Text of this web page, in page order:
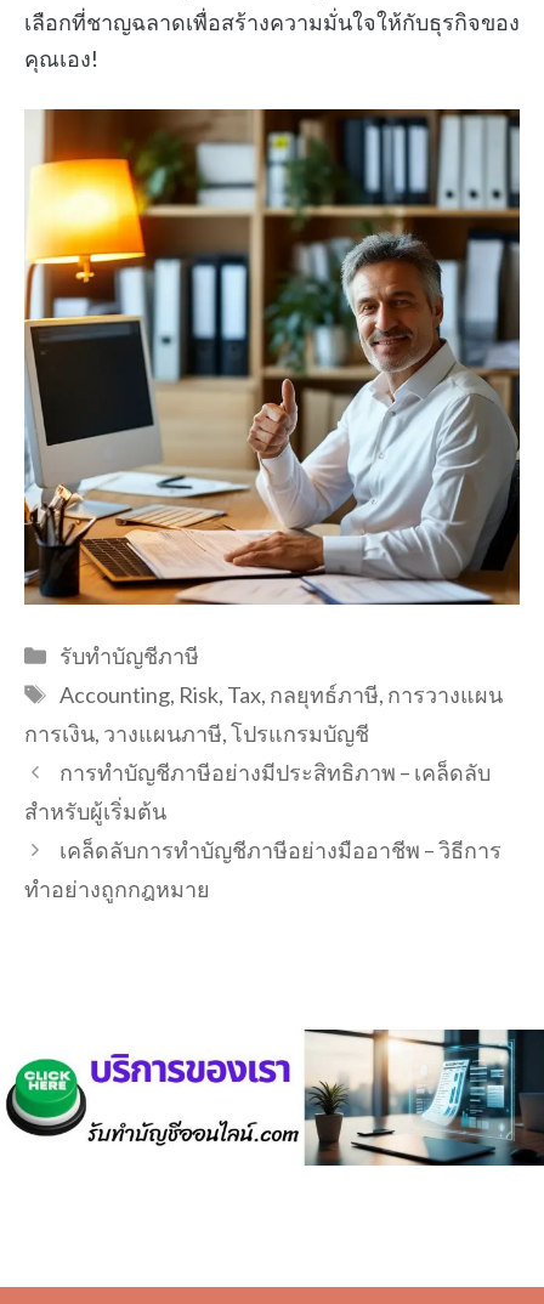
เลือกที่ชาญฉลาดเพื่อสร้างความมั่นใจให้กับธุรกิจของ
คุณเอง!
Categories
รับทำบัญชีภาษี
Tags
Accounting, Risk, Tax, กลยุทธ์ภาษี, การวางแผน
การเงิน, วางแผนภาษี,โปรแกรมบัญชี
การทำบัญชีภาษีอย่างมีประสิทธิภาพ – เคล็ดลับ
สำหรับผู้เริ่มต้น
เคล็ดลับการทำบัญชีภาษีอย่างมืออาชีพ – วิธีการ
ทำอย่างถูกกฎหมาย